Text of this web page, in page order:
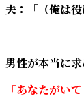
夫：「（俺は
男性が本当に
「あなたがい